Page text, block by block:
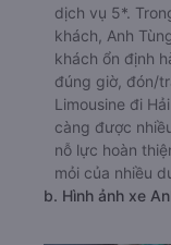
dịch vụ 5*.
khách, Anh
khách ổn định
đúng giờ, đón/
Limousine đi
càng được
nỗ lực hoàn
mỏi của nhiều
b. Hình ảnh xe